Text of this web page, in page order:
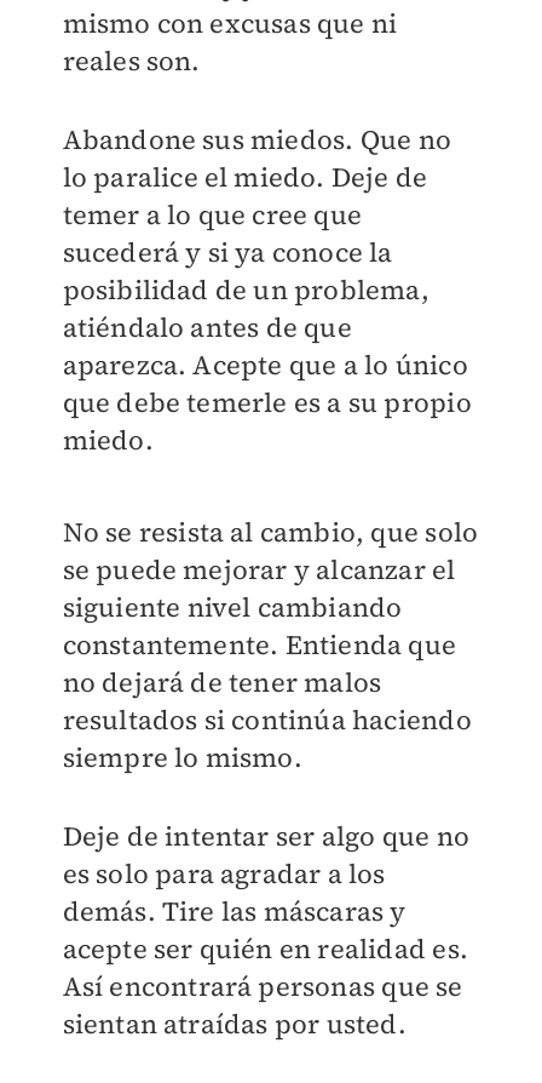
mismo con excusas que ni
reales son.
Abandone sus miedos. Que no
lo paralice el miedo. Deje de
temer a lo que cree que
sucederá y si ya conoce la
posibilidad de un problema,
atiéndalo antes de que
aparezca. Acepte que a lo único
que debe temerle es a su propio
miedo.
No se resista al cambio, que solo
se puede mejorar y alcanzar el
siguiente nivel cambiando
constantemente. Entienda que
no dejará de tener malos
resultados si continúa haciendo
siempre lo mismo.
Deje de intentar ser algo que no
es solo para agradar a los
demás. Tire las máscaras y
acepte ser quién en realidad es.
Así encontrará personas que se
sientan atraídas por usted.